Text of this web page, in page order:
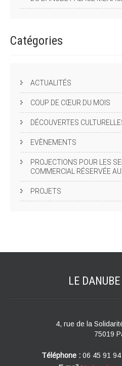
Catégories
ACTUALITÉS
COUP DE CŒUR DU MOIS
DÉCOUVERTES
EVÈNEMENTS
PROJECTIONS POUR LES
COMMERCIAL RÉSERVÉE
PROJETS
LE DANUBE
4, rue de la
75019
Téléphone : 06 45 91